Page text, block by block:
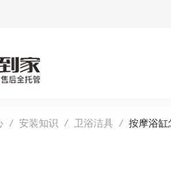
/ 安装知识 / 卫浴洁具 / 按摩浴缸